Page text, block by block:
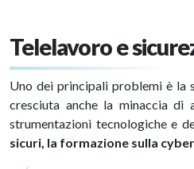
Telelavoro e
Uno dei principali problemi è la
cresciuta anche la minaccia di
strumentazioni tecnologiche e
sicuri, la formazione sulla